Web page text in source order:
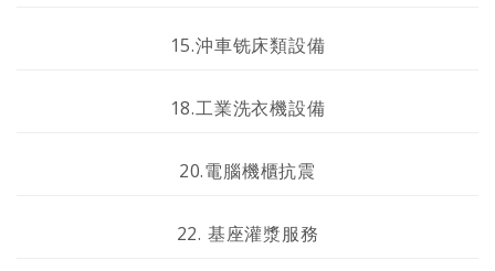
15.沖車铣床類設備
18.工業洗衣機設備
20.電腦機櫃抗震
22. 基座灌漿服務